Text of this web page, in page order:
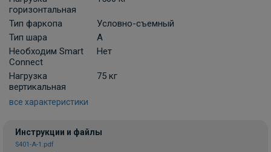
Комплект универсальной
(Россия)
В НАЛИЧИИ
горизонтальная
Тип фаркопа
Условно-съемный
Тип шара
A
Необходим Smart
Connect
Нет
Нагрузка
вертикальная
75 кг
все характеристики
Инструкции и файлы
S401-A-1.pdf